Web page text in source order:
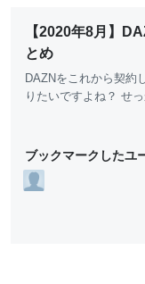
【2020年8月】
とめ
DAZNをこれから契約
りたいですよね？ せ
ブックマークしたユ